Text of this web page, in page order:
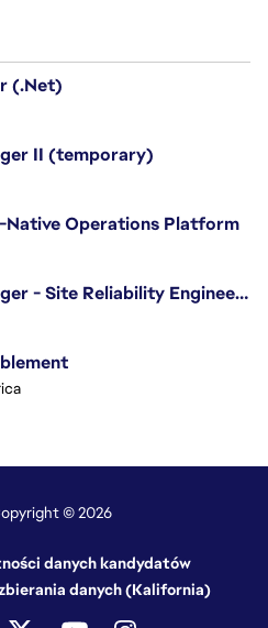
(.Net)
II (temporary)
Native Operations Platform
Technical Program Manager - Site Reliability Engineering (SRE)
© 2026
danych kandydatów
danych (Kalifornia)